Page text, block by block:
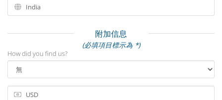
附加信息
(必填項目標示為 *)
How did you find us?